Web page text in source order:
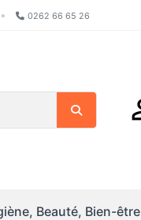
• 0262 66 65 26
Chercher
Beauté, Bien-être